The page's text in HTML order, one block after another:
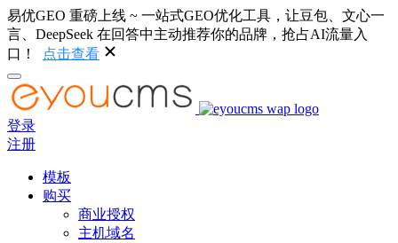
易优GEO 重磅上线 ~ 一站式GEO优化工具，让豆包、文心一
言、DeepSeek 在回答中主动推荐你的品牌，抢占AI流量入
口！
点击查看
登录
注册
模板
购买
商业授权
主机域名